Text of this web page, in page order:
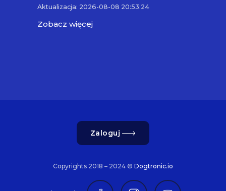
Aktualizacja: 2026-08-08 20:53:24
Zobacz więcej
Zaloguj
Copyrights 2018 – 2024 © Dogtronic.io